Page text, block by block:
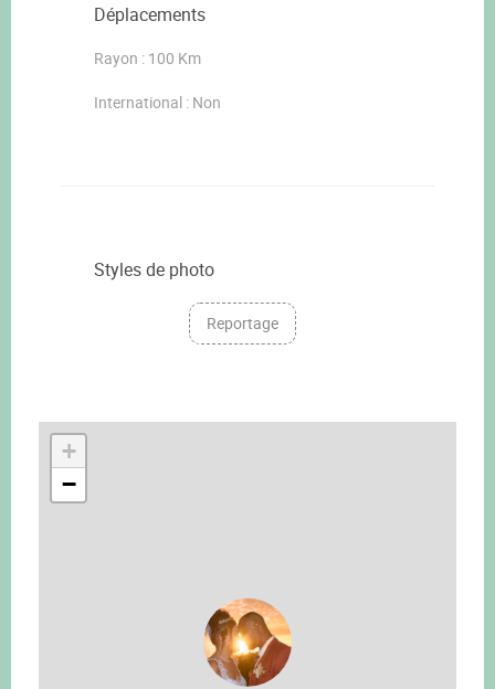
Déplacements
Rayon : 100 Km
International : Non
Styles de photo
Reportage
+
−